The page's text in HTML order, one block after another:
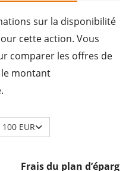
sur la disponibilité
cette action. Vous
comparer les offres de
montant
100 EUR
Frais du plan